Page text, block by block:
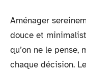
Aménager
douce et
qu’on ne le pense,
chaque décision.